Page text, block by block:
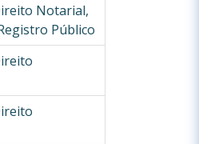
Notarial,
Público